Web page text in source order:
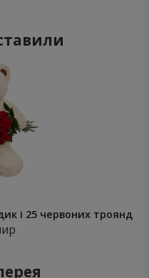
і 25 червоних троянд